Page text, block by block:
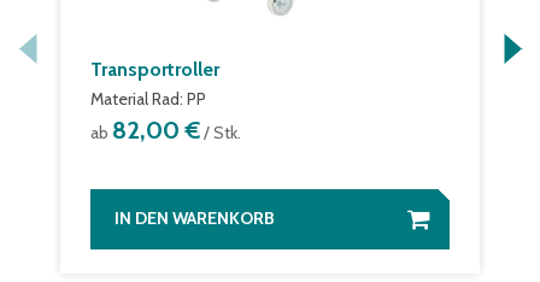
Transportroller
Material Rad: PP
ab 82,00 €/ Stk.
IN DEN WARENKORB